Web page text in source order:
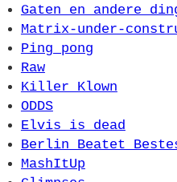
Gaten en andere
Matrix-under-
Ping pong
Raw
Killer Klown
ODDS
Elvis is dead
Berlin Beatet
MashItUp